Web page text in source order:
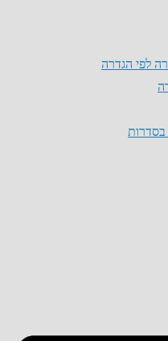
לפי הגדרה
בסדרות